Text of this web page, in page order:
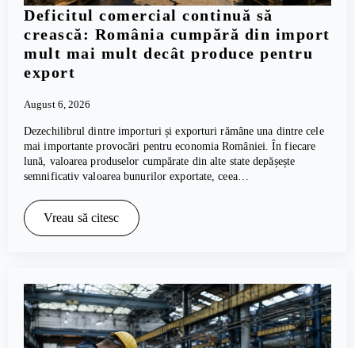
Deficitul comercial continuă să
crească: România cumpără din import
mult mai mult decât produce pentru
export
August 6, 2026
Dezechilibrul dintre importuri și exporturi rămâne una dintre cele
mai importante provocări pentru economia României. În fiecare
lună, valoarea produselor cumpărate din alte state depășește
semnificativ valoarea bunurilor exportate, ceea…
Vreau să citesc